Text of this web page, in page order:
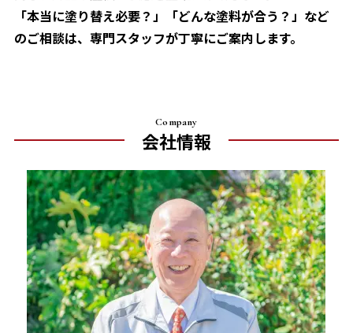
「本当に塗り替え必要？」「どんな塗料が合う？」など
のご相談は、専門スタッフが丁寧にご案内します。
Company
会社情報